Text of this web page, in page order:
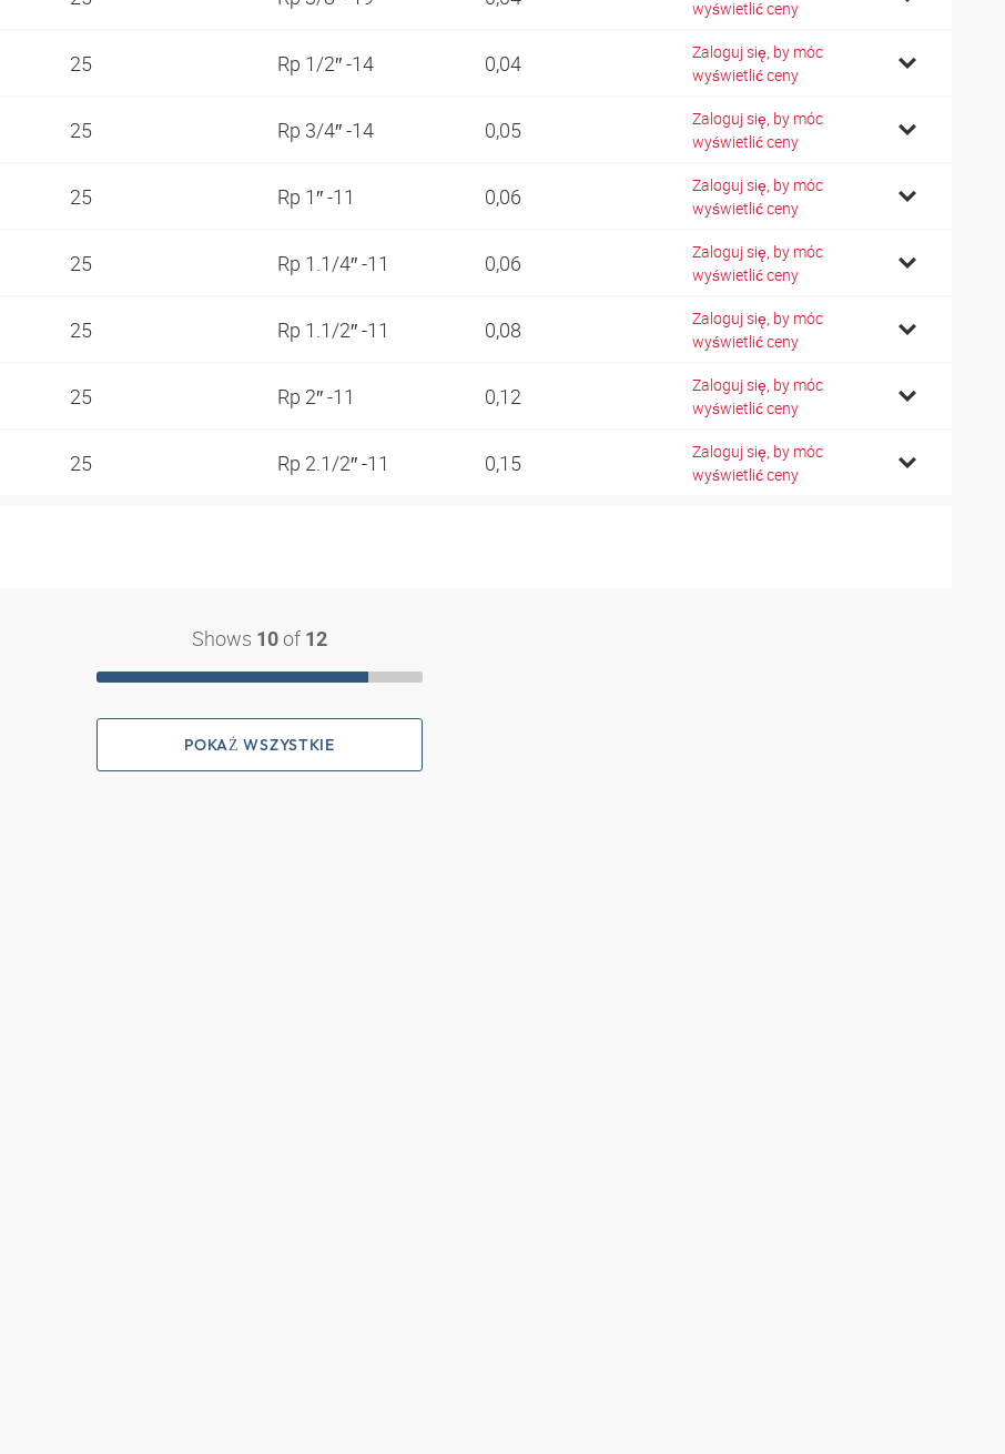
wyświetlić ceny
25 Rp 1/2″ -14 0,04
Zaloguj się, by móc
wyświetlić ceny
25 Rp 3/4″ -14 0,05
Zaloguj się, by móc
wyświetlić ceny
25 Rp 1″ -11 0,06
Zaloguj się, by móc
wyświetlić ceny
25 Rp 1.1/4″ -11 0,06
Zaloguj się, by móc
wyświetlić ceny
25 Rp 1.1/2″ -11 0,08
Zaloguj się, by móc
wyświetlić ceny
25 Rp 2″ -11 0,12
Zaloguj się, by móc
wyświetlić ceny
25 Rp 2.1/2″ -11 0,15
Zaloguj się, by móc
wyświetlić ceny
Shows 10 of 12
POKAŻ WSZYSTKIE